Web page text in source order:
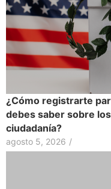
¿Cómo registrarte
debes saber sobre
ciudadanía?
agosto 5, 2026 /